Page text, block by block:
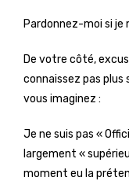
Pardonnez-moi si je
De votre côté,
connaissez pas plus
vous imaginez :
Je ne suis pas «
largement «
moment eu la